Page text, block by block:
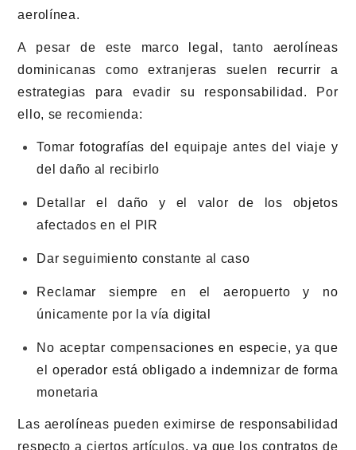
aerolínea.
A pesar de este marco legal, tanto aerolíneas
dominicanas como extranjeras suelen recurrir a
estrategias para evadir su responsabilidad. Por
ello, se recomienda:
Tomar fotografías del equipaje antes del viaje y
del daño al recibirlo
Detallar el daño y el valor de los objetos
afectados en el PIR
Dar seguimiento constante al caso
Reclamar siempre en el aeropuerto y no
únicamente por la vía digital
No aceptar compensaciones en especie, ya que
el operador está obligado a indemnizar de forma
monetaria
Las aerolíneas pueden eximirse de responsabilidad
respecto a ciertos artículos, ya que los contratos de